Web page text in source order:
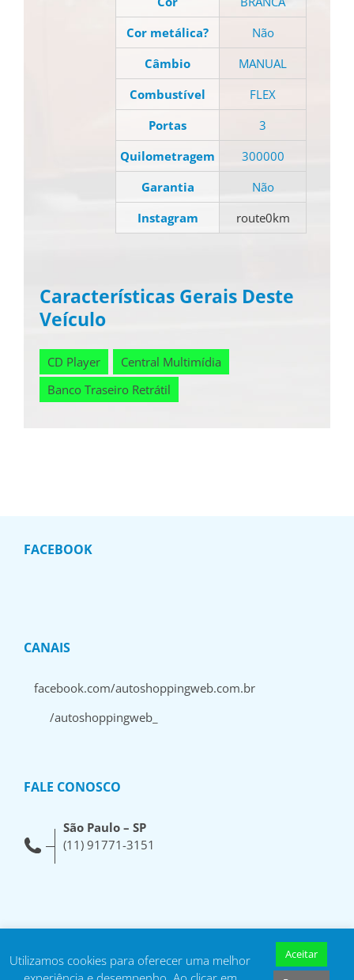
Cor metálica?
Não
Câmbio
MANUAL
Combustível
FLEX
Portas
3
Quilometragem
300000
Garantia
Não
Instagram
route0km
Características Gerais Deste
Veículo
CD Player
Central Multimídia
Banco Traseiro Retrátil
FACEBOOK
CANAIS
facebook.com/autoshoppingweb.com.br
/autoshoppingweb_
FALE CONOSCO
São Paulo – SP
(11) 91771-3151
Utilizamos cookies para oferecer uma melhor
Aceitar